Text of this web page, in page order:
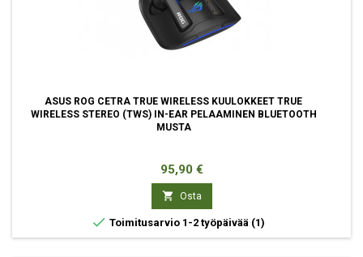
ASUS ROG CETRA TRUE WIRELESS KUULOKKEET TRUE
WIRELESS STEREO (TWS) IN-EAR PELAAMINEN BLUETOOTH
MUSTA
Hinta
95,90 €
 Osta
 Toimitusarvio 1-2 työpäivää (1)